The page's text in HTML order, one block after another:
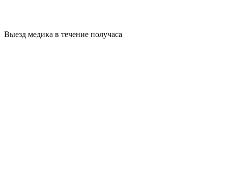
Выезд медика в течение получаса